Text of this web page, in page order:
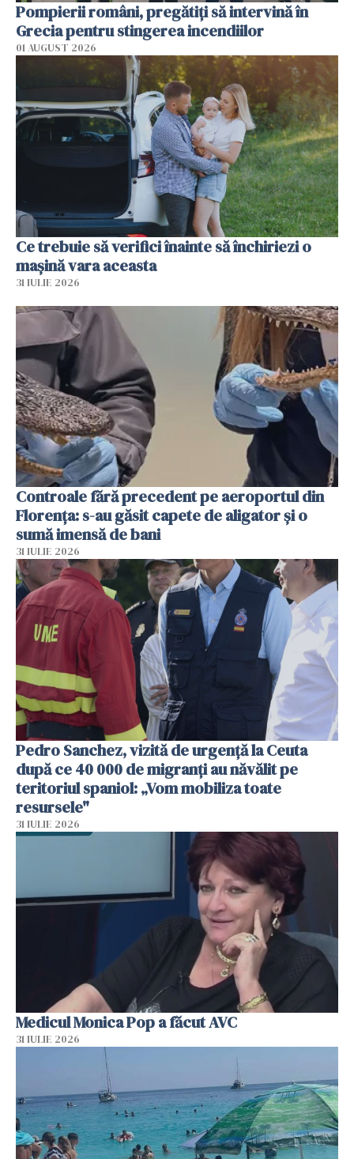
Pompierii români, pregătiţi să intervină în
Grecia pentru stingerea incendiilor
01 AUGUST 2026
Ce trebuie să verifici înainte să închiriezi o
mașină vara aceasta
31 IULIE 2026
Controale fără precedent pe aeroportul din
Florența: s-au găsit capete de aligator și o
sumă imensă de bani
31 IULIE 2026
Pedro Sanchez, vizită de urgență la Ceuta
după ce 40 000 de migranți au năvălit pe
teritoriul spaniol: „Vom mobiliza toate
resursele"
31 IULIE 2026
Medicul Monica Pop a făcut AVC
31 IULIE 2026